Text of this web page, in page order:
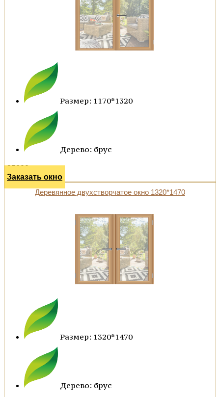
Размер: 1170*1320
Дерево: брус
25600 р.
Заказать окно
Деревянное двухстворчатое окно 1320*1470
Размер: 1320*1470
Дерево: брус